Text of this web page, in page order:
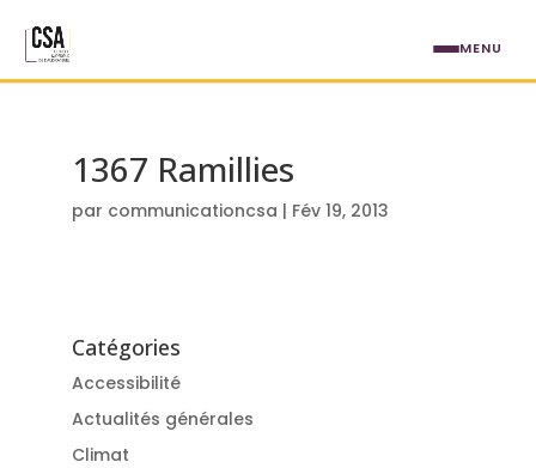
1367 Ramillies
par communicationcsa | Fév 19, 2013
Catégories
Accessibilité
Actualités générales
Climat
MENU